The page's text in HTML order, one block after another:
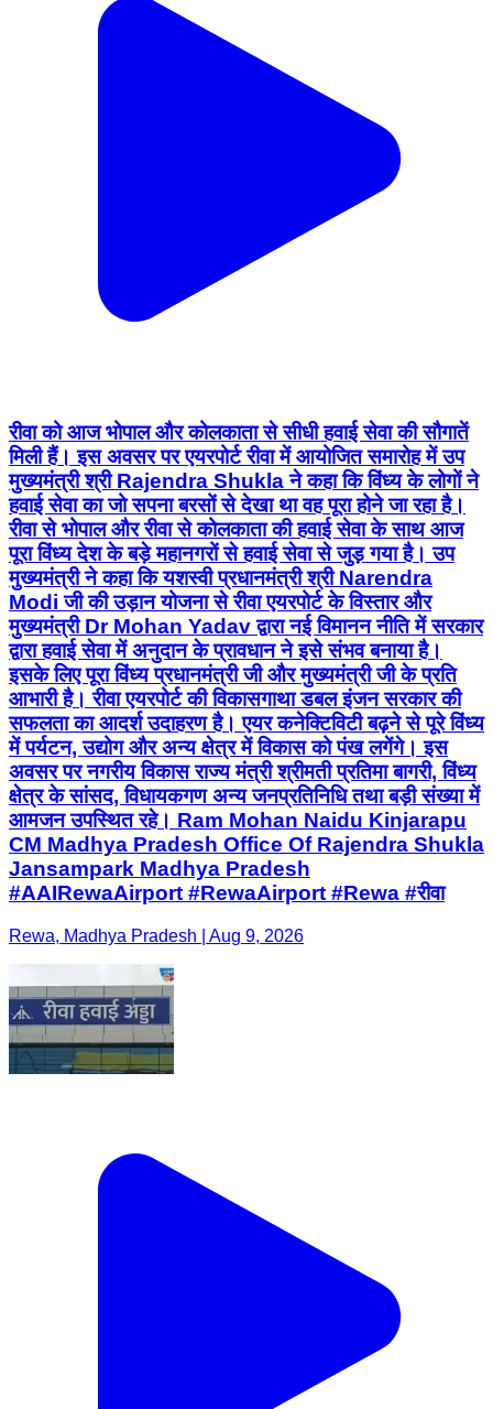
रीवा को आज भोपाल और कोलकाता से सीधी हवाई सेवा की सौगातें
मिली हैं। इस अवसर पर एयरपोर्ट रीवा में आयोजित समारोह में उप
मुख्यमंत्री श्री Rajendra Shukla ने कहा कि विंध्य के लोगों ने
हवाई सेवा का जो सपना बरसों से देखा था वह पूरा होने जा रहा है।
रीवा से भोपाल और रीवा से कोलकाता की हवाई सेवा के साथ आज
पूरा विंध्य देश के बड़े महानगरों से हवाई सेवा से जुड़ गया है। उप
मुख्यमंत्री ने कहा कि यशस्वी प्रधानमंत्री श्री Narendra
Modi जी की उड़ान योजना से रीवा एयरपोर्ट के विस्तार और
मुख्यमंत्री Dr Mohan Yadav द्वारा नई विमानन नीति में सरकार
द्वारा हवाई सेवा में अनुदान के प्रावधान ने इसे संभव बनाया है।
इसके लिए पूरा विंध्य प्रधानमंत्री जी और मुख्यमंत्री जी के प्रति
आभारी है। रीवा एयरपोर्ट की विकासगाथा डबल इंजन सरकार की
सफलता का आदर्श उदाहरण है। एयर कनेक्टिविटी बढ़ने से पूरे विंध्य
में पर्यटन, उद्योग और अन्य क्षेत्र में विकास को पंख लगेंगे। इस
अवसर पर नगरीय विकास राज्य मंत्री श्रीमती प्रतिमा बागरी, विंध्य
क्षेत्र के सांसद, विधायकगण अन्य जनप्रतिनिधि तथा बड़ी संख्या में
आमजन उपस्थित रहे। Ram Mohan Naidu Kinjarapu
CM Madhya Pradesh Office Of Rajendra Shukla
Jansampark Madhya Pradesh
#AAIRewaAirport #RewaAirport #Rewa #रीवा
Rewa, Madhya Pradesh | Aug 9, 2026